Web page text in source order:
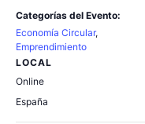
Categorías del Evento:
Economía Circular,
Emprendimiento
LOCAL
Online
España